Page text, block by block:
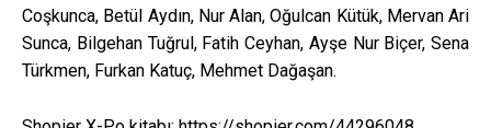
Coşkunca, Betül Aydın, Nur Alan, Oğulcan Kütük, Mervan Ari
Sunca, Bilgehan Tuğrul, Fatih Ceyhan, Ayşe Nur Biçer, Sena
Türkmen, Furkan Katuç, Mehmet Dağaşan.